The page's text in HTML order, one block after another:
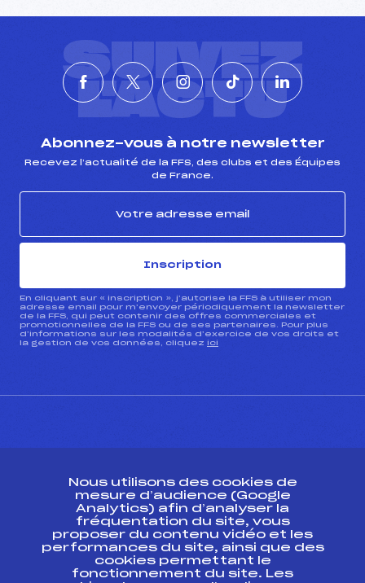
SUIVEZ
L'ACTU
Abonnez-vous à notre newsletter
Recevez l’actualité de la FFS, des clubs et des Équipes
de France.
Inscription
En cliquant sur « inscription », j’autorise la FFS à utiliser mon
adresse email pour m’envoyer périodiquement la newsletter
de la FFS, qui peut contenir des offres commerciales et
promotionnelles de la FFS ou de ses partenaires. Pour plus
d’informations sur les modalités d’exercice de vos droits et
la gestion de vos données, cliquez ici
Ressources
Pass’Neige
Projet sportif fédéral
Nous utilisons des cookies de
mesure d’audience (Google
Analytics) afin d’analyser la
fréquentation du site, vous
proposer du contenu vidéo et les
performances du site, ainsi que des
cookies permettant le
fonctionnement du site. Les